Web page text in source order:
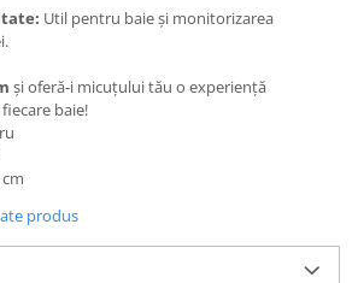
si
caneluri
de
Util pentru baie și monitorizarea
și oferă-i micuțului tău o experiență
baie!
produs